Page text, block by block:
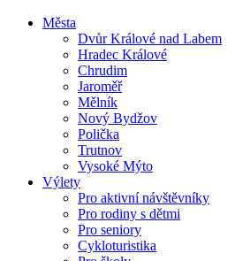
+
Města
Dvůr Králové nad Labem
Hradec Králové
Chrudim
Jaroměř
Mělník
Nový Bydžov
Polička
Trutnov
Vysoké Mýto
Výlety
Pro aktivní návštěvníky
Pro rodiny s dětmi
Pro seniory
Cykloturistika